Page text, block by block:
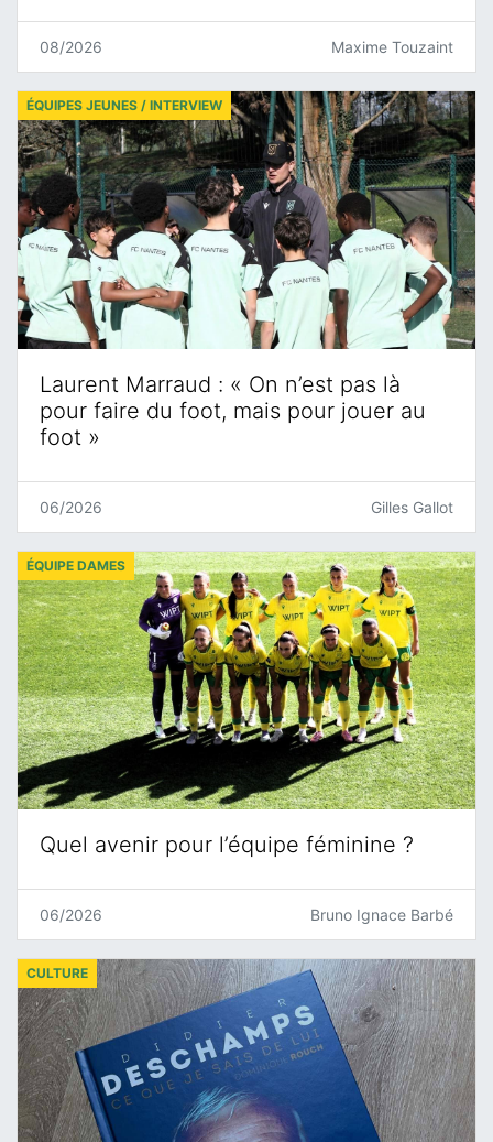
08/2026 Maxime Touzaint
Laurent Marraud : « On n’est pas là
pour faire du foot, mais pour jouer au
foot »
ÉQUIPES JEUNES / INTERVIEW
06/2026 Gilles Gallot
Quel avenir pour l’équipe féminine ?
ÉQUIPE DAMES
06/2026 Bruno Ignace Barbé
CULTURE